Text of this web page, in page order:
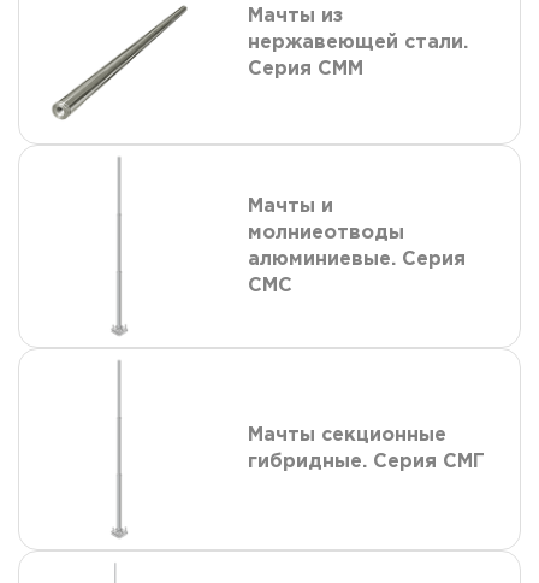
Мачты из
нержавеющей стали.
Серия СММ
Мачты и
молниеотводы
алюминиевые. Серия
СМС
Мачты секционные
гибридные. Серия СМГ